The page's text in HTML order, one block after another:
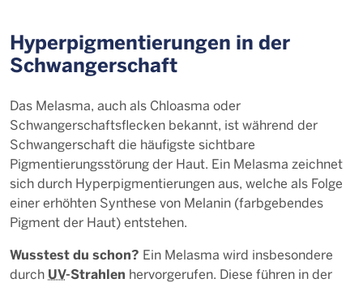
Hyperpigmentierungen in der
Schwangerschaft
Das Melasma, auch als Chloasma oder
Schwangerschaftsflecken bekannt, ist während der
Schwangerschaft die häufigste sichtbare
Pigmentierungsstörung der Haut. Ein Melasma zeichnet
sich durch Hyperpigmentierungen aus, welche als Folge
einer erhöhten Synthese von Melanin (farbgebendes
Pigment der Haut) entstehen.
Wusstest du schon? Ein Melasma wird insbesondere
durch UV-Strahlen hervorgerufen. Diese führen in der